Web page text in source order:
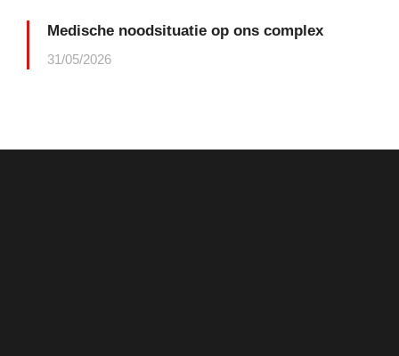
Medische noodsituatie op ons complex
31/05/2026